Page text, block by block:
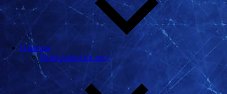
Памятки
Безопасность в лесу